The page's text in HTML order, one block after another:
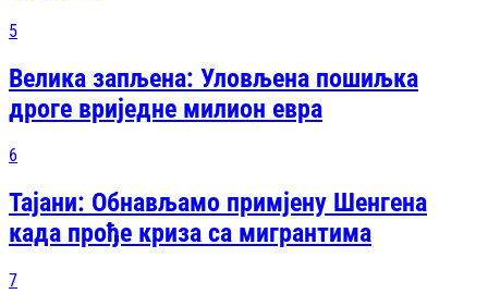
5
Велика запљена: Уловљена пошиљка
дроге вриједне милион евра
6
Тајани: Обнављамо примјену Шенгена
када прође криза са мигрантима
7